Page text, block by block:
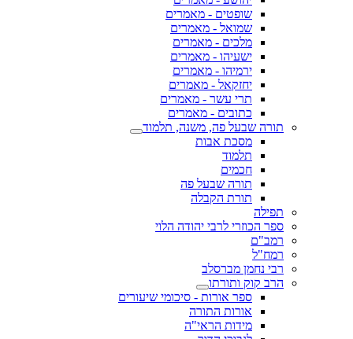
שופטים - מאמרים
שמואל - מאמרים
מלכים - מאמרים
ישעיהו - מאמרים
ירמיהו - מאמרים
יחזקאל - מאמרים
תרי עשר - מאמרים
כתובים - מאמרים
תורה שבעל פה, משנה, תלמוד
מסכת אבות
תלמוד
חכמים
תורה שבעל פה
תורת הקבלה
תפילה
ספר הכוזרי לרבי יהודה הלוי
רמב"ם
רמח"ל
רבי נחמן מברסלב
הרב קוק ותורתו
ספר אורות - סיכומי שיעורים
אורות התורה
מידות הראי"ה